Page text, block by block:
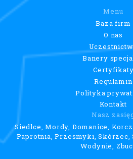
Menu
Baza firm
O nas
Banery
Certyfikaty
Regulamin
Polityka
Kontakt
Nasz
Siedlce, Mordy, Domanice,
Paprotnia, Przesmyki, Skórzec,
Wodynie,